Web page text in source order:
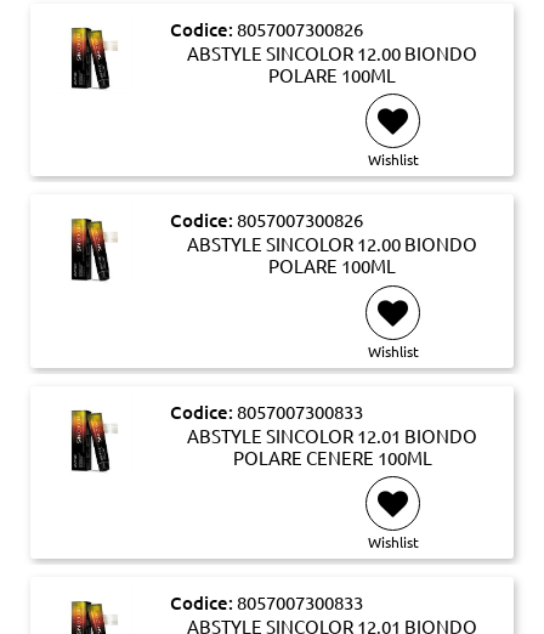
Codice: 8057007300826
ABSTYLE SINCOLOR 12.00 BIONDO
POLARE 100ML
Wishlist
Codice: 8057007300826
ABSTYLE SINCOLOR 12.00 BIONDO
POLARE 100ML
Wishlist
Codice: 8057007300833
ABSTYLE SINCOLOR 12.01 BIONDO
POLARE CENERE 100ML
Wishlist
Codice: 8057007300833
ABSTYLE SINCOLOR 12.01 BIONDO